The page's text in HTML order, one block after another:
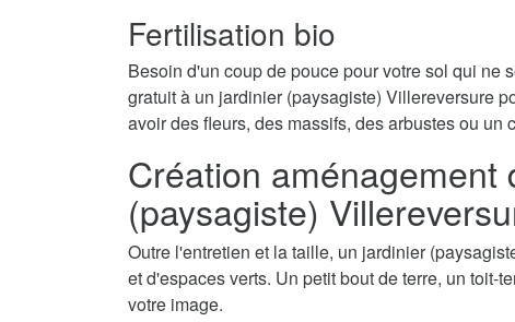
Fertilisation bio
Besoin d'un coup de pouce pour votre sol qui ne
gratuit à un jardinier (paysagiste) Villereversure
avoir des fleurs, des massifs, des arbustes ou
Création
(paysagiste)
Outre l'entretien et la taille, un jardinier
et d'espaces verts. Un petit bout de terre, un toit-
votre image.